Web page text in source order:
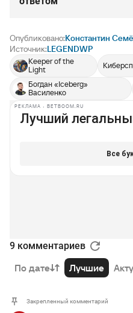
Опубликовано:Константин
Источник:LEGENDWP
Keeper of the
Light
Богдан «Iceberg»
Василенко
РЕКЛАМА • BETBOOM.RU
9 комментариев
По дате Лучшие
Закрепленный комментарий